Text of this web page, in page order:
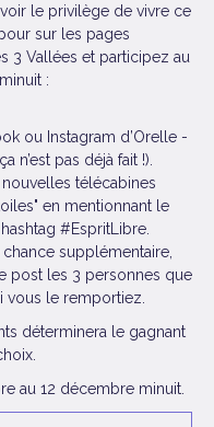
le privilège de vivre ce
sur les pages
3 Vallées et participez au
:
ou Instagram d’Orelle -
n’est pas déjà fait !).
télécabines
en mentionnant le
#EspritLibre.
supplémentaire,
post les 3 personnes que
vous le remportiez.
déterminera le gagnant
au 12 décembre minuit.